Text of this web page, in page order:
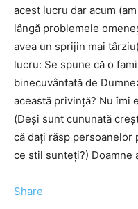
acest lucru dar acum
lângă problemele
avea un sprijin mai
lucru: Se spune că o
binecuvântată de
această privință? Nu îmi
(Deși sunt cununată
că dați răsp persoanelor
ce stil sunteți?) Doamne
Share